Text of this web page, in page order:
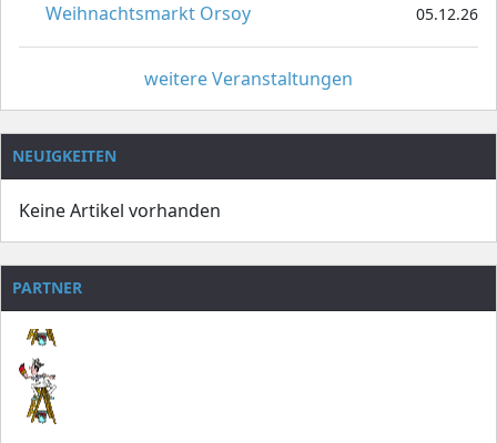
Weihnachtsmarkt Orsoy 05.12.26
weitere Veranstaltungen
NEUIGKEITEN
Keine Artikel vorhanden
PARTNER